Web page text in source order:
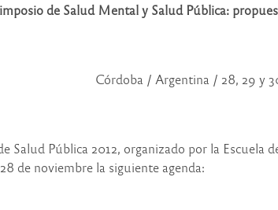
de Salud Mental y Salud Pública:
Córdoba / Argentina / 28, 29 y
Salud Pública 2012, organizado por la
de noviembre la siguiente agenda: